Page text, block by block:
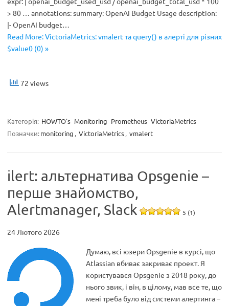
> 80 … annotations: summary: OpenAI Budget Usage description:
|- OpenAI budget…
Read More: VictoriaMetrics: vmalert та query() в алерті для різних
$value0 (0) »
72 views
Категорія: HOWTO's Monitoring Prometheus VictoriaMetrics
Позначки:monitoring , VictoriaMetrics, vmalert
ilert: альтернатива Opsgenie –
перше знайомство,
Alertmanager, Slack
5 (1)
24 Лютого 2026
Думаю, всі юзери Opsgenie в курсі, що
Atlassian вбиває закриває проект. Я
користувався Opsgenie з 2018 року, до
нього звик, і він, в цілому, мав все те, що
мені треба було від системи алертинга –